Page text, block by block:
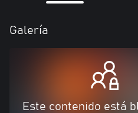
Galería
Este contenido está